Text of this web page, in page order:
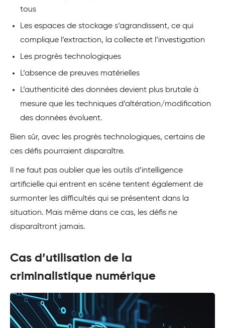
tous
Les espaces de stockage s’agrandissent, ce qui
complique l’extraction, la collecte et l’investigation
Les progrès technologiques
L’absence de preuves matérielles
L’authenticité des données devient plus brutale à
mesure que les techniques d’altération/modification
des données évoluent.
Bien sûr, avec les progrès technologiques, certains de
ces défis pourraient disparaître.
Il ne faut pas oublier que les outils d’intelligence
artificielle qui entrent en scène tentent également de
surmonter les difficultés qui se présentent dans la
situation. Mais même dans ce cas, les défis ne
disparaîtront jamais.
Cas d’utilisation de la
criminalistique numérique